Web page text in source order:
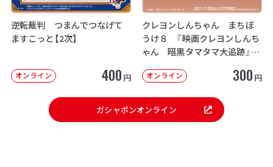
逆転裁判 つまんでつなげて
ますこっと【2次】
オンライン 400 円
クレヨンしんちゃん まちぼ
うけ８ 『映画クレヨンしんち
ゃん 暗黒タマタマ大追跡』【2
オンライン 300 円
ガシャポンオンライン